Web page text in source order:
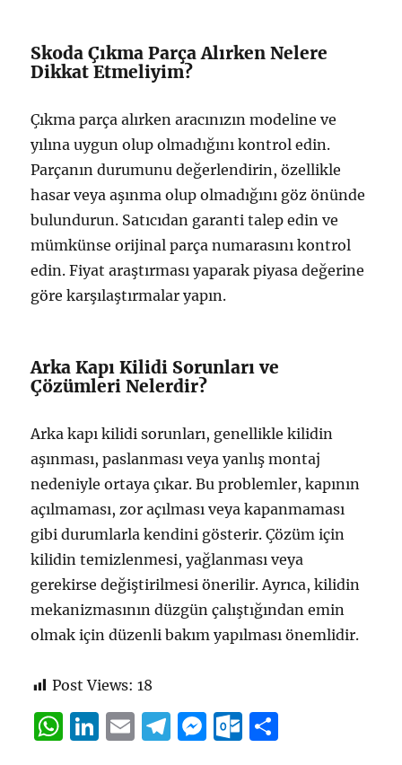
Skoda Çıkma Parça Alırken Nelere
Dikkat Etmeliyim?
Çıkma parça alırken aracınızın modeline ve
yılına uygun olup olmadığını kontrol edin.
Parçanın durumunu değerlendirin, özellikle
hasar veya aşınma olup olmadığını göz önünde
bulundurun. Satıcıdan garanti talep edin ve
mümkünse orijinal parça numarasını kontrol
edin. Fiyat araştırması yaparak piyasa değerine
göre karşılaştırmalar yapın.
Arka Kapı Kilidi Sorunları ve
Çözümleri Nelerdir?
Arka kapı kilidi sorunları, genellikle kilidin
aşınması, paslanması veya yanlış montaj
nedeniyle ortaya çıkar. Bu problemler, kapının
açılmaması, zor açılması veya kapanmaması
gibi durumlarla kendini gösterir. Çözüm için
kilidin temizlenmesi, yağlanması veya
gerekirse değiştirilmesi önerilir. Ayrıca, kilidin
mekanizmasının düzgün çalıştığından emin
olmak için düzenli bakım yapılması önemlidir.
Post Views: 18
W Li E
T
M O